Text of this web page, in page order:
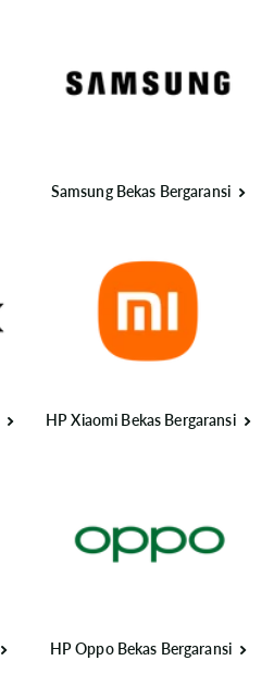
Samsung Bekas Bergaransi
HP Xiaomi Bekas Bergaransi
HP Oppo Bekas Bergaransi